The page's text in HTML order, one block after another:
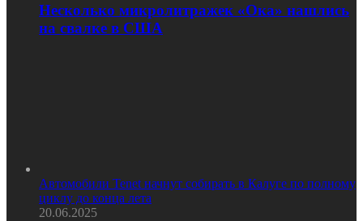
Несколько микролитражек «Ока» нашлись
на свалке в США
Автомобили Tenet начнут собирать в Калуге по полному
циклу до конца лета
20.06.2025